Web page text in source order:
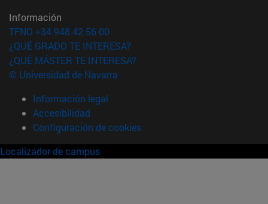
Información
TFNO +34 948 42 56 00
¿QUÉ GRADO TE INTERESA?
¿QUÉ MÁSTER TE INTERESA?
© Universidad de Navarra
Información legal
Accesibilidad
Configuración de cookies
Localizador de campus